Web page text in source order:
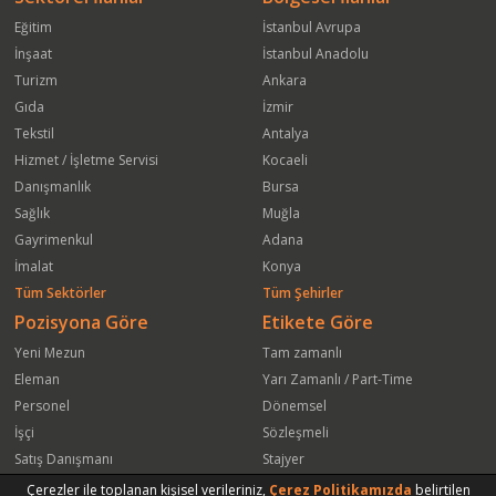
Eğitim
İnşaat
Turizm
Gıda
Tekstil
Hizmet / İşletme Servisi
Danışmanlık
Sağlık
Gayrimenkul
İmalat
Tüm Sektörler
İstanbul Avrupa
İstanbul Anadolu
Ankara
İzmir
Antalya
Kocaeli
Bursa
Muğla
Adana
Konya
Tüm Şehirler
Pozisyona Göre
Yeni Mezun
Eleman
Personel
İşçi
Satış Danışmanı
Öğrenci
Etikete Göre
Tam zamanlı
Yarı Zamanlı / Part-Time
Dönemsel
Sözleşmeli
Stajyer
Freelance
Çerezler ile toplanan kişisel verileriniz, Çerez Politikamızda belirtilen